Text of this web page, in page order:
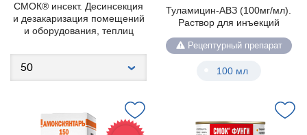
СМОК® инсект. Десинсекция
и дезакаризация помещений
и оборудования, теплиц
Туламицин-АВЗ (100мг/мл).
Раствор для инъекций
Рецептурный препарат
100 мл